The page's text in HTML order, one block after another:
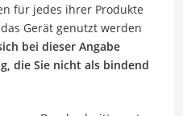
für jedes ihrer Produkte
Gerät genutzt werden
bei dieser Angabe
die Sie nicht als bindend